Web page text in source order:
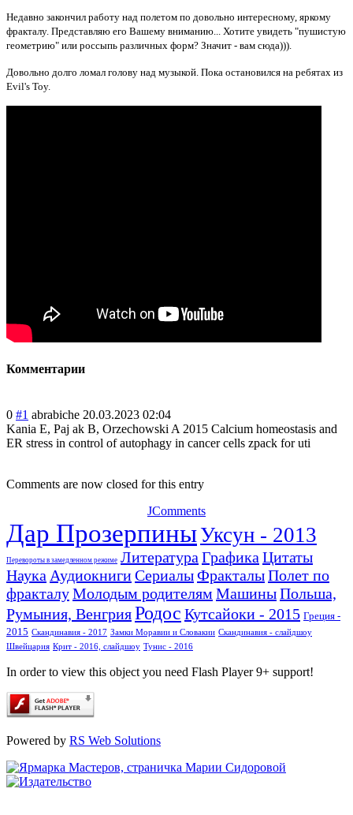
Недавно закончил работу над полетом по довольно интересному, яркому
фракталу. Представляю его Вашему вниманию... Хотите увидеть "пушистую
геометрию" или россыпь различных форм? Значит - вам сюда))).
Довольно долго ломал голову над музыкой. Пока остановился на ребятах из
Evil's Toy.
Комментарии
0 #1 abrabiche 20.03.2023 02:04
Kania E, Paj ak B, Orzechowski A 2015 Calcium homeostasis and
ER stress in control of autophagy in cancer cells zpack for uti
Comments are now closed for this entry
JComments
Дар ПрозерпиныУксун - 2013
Перевороты в замедленном режиме Литература Графика Цитаты
Наука АудиокнигиСериалыФракталыПолет по
фракталуМолодым родителям МашиныПольша,
Румыния, ВенгрияРодос Кутсайоки - 2015 Греция -
2015 Скандинавия - 2017 Замки Моравии и Словакии Скандинавия - слайдшоу
Швейцария Крит - 2016, слайдшоу Тунис - 2016
In order to view this object you need Flash Player 9+ support!
Powered by RS Web Solutions